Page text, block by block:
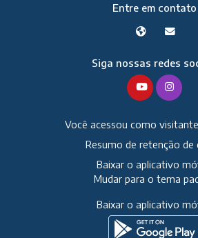
Entre em contato
Siga nossas redes
Você acessou como
Resumo de retenção de
Baixar o aplicativo
Mudar para o tema
Baixar o aplicativo